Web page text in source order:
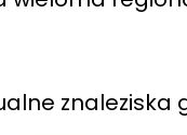
znaleziska